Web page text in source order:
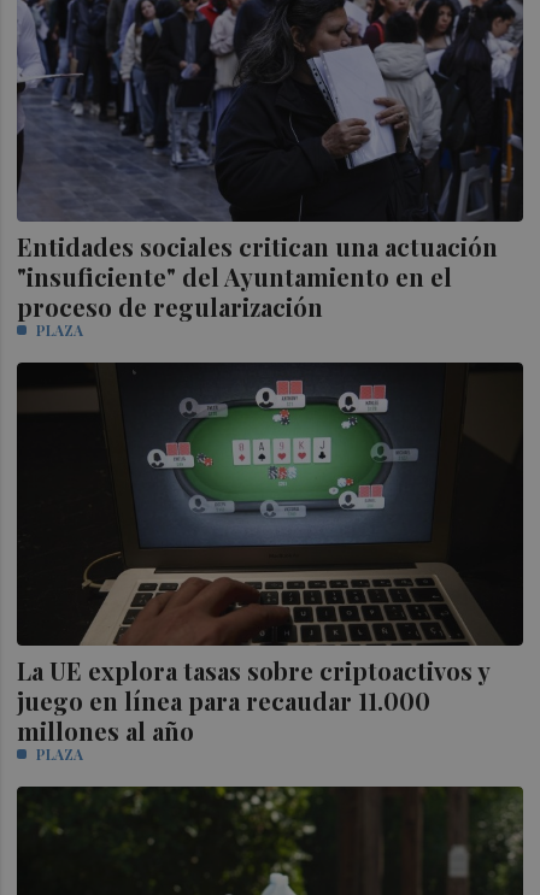
Entidades sociales critican una actuación
"insuficiente" del Ayuntamiento en el
proceso de regularización
PLAZA
La UE explora tasas sobre criptoactivos y
juego en línea para recaudar 11.000
millones al año
PLAZA